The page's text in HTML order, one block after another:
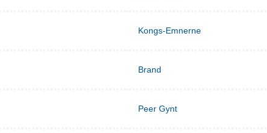
Kongs-Emnerne
Brand
Peer Gynt